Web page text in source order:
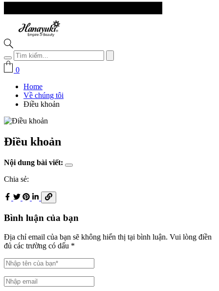
0
Home
Về chúng tôi
Điều khoản
Điều khoản
Nội dung bài viết:
Chia sẻ:
Bình luận của bạn
Địa chỉ email của bạn sẽ không hiển thị tại bình luận. Vui lòng điền
đủ các trường có dấu *